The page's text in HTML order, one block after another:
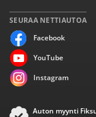
SEURAA NETTIAUTOA
Facebook
YouTube
Instagram
Auton myynti